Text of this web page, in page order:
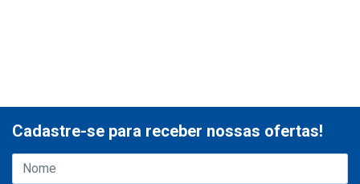
Cadastre-se para receber nossas ofertas!